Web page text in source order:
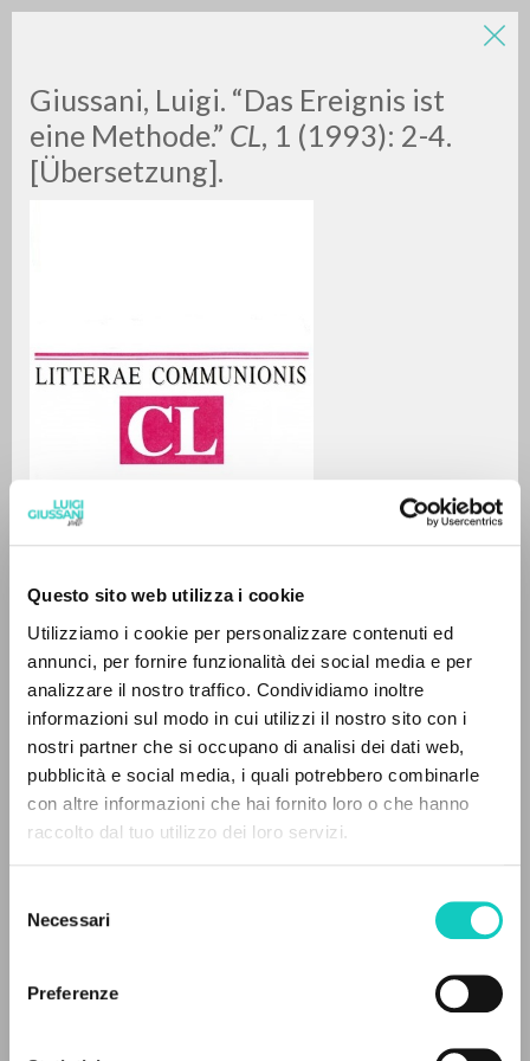
Questo sito web utilizza i cookie
Utilizziamo i cookie per personalizzare contenuti ed
annunci, per fornire funzionalità dei social media e per
analizzare il nostro traffico. Condividiamo inoltre
informazioni sul modo in cui utilizzi il nostro sito con i
nostri partner che si occupano di analisi dei dati web,
pubblicità e social media, i quali potrebbero combinarle
con altre informazioni che hai fornito loro o che hanno
raccolto dal tuo utilizzo dei loro servizi.
delNecessari
Preferenze
Giussani, Luigi. “Das Ereignis ist
eine Methode.” CL, 1 (1993): 2-4.
[Übersetzung].
Giussani Luigi Autor
Alemán
CL
1993
Páginas: 3
16/07/2020
LUIGI
GIUSSANI
A
Z
DOCUMENTOS ENCONTRADOS